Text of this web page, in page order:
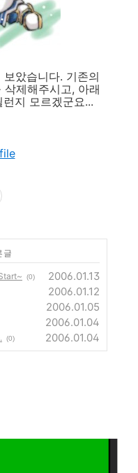
았습니다. 기존의
제해주시고, 아래
지 모르겠군요...
글
(0) 2006.01.13
2006.01.12
2006.01.05
2006.01.04
(0) 2006.01.04